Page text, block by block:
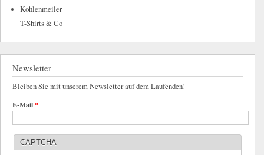
Kohlenmeiler
T-Shirts & Co
Newsletter
Bleiben Sie mit unserem Newsletter auf dem Laufenden!
E-Mail*
CAPTCHA